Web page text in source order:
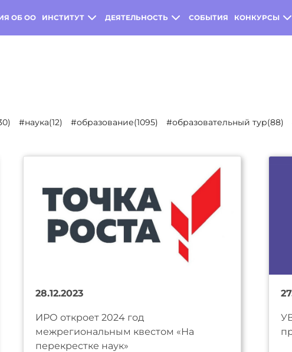
ОБ ОО ИНСТИТУТ ДЕЯТЕЛЬНОСТЬ СОБЫТИЯ КОНКУРСЫ
#наука(12) #образование(1095) #образовательный тур(88)
28.12.2023
ИРО откроет 2024 год
межрегиональным квестом «На
перекрестке наук»